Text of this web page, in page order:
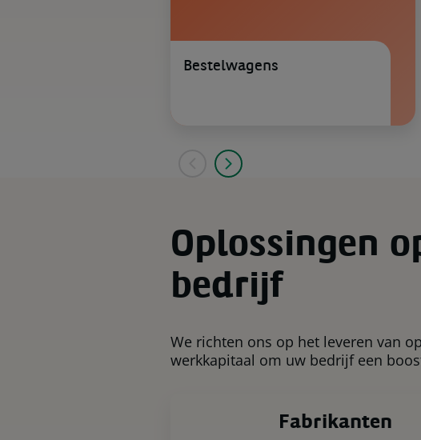
Bestelwagens
Oplossingen
bedrijf
We richten ons op het leveren van
werkkapitaal om uw bedrijf een
Fabrikanten